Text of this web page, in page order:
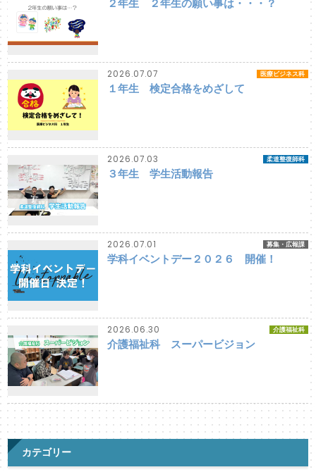
２年生 ２年生の願い事は・・・？
2026.07.07 医療ビジネス科
１年生 検定合格をめざして
2026.07.03 柔道整復師科
３年生 学生活動報告
2026.07.01 募集・広報課
学科イベントデー２０２６ 開催！
2026.06.30 介護福祉科
介護福祉科 スーパービジョン
カテゴリー